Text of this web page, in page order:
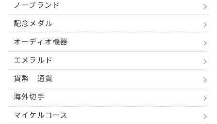
ノーブランド
記念メダル
オーディオ機器
エメラルド
貨幣 通貨
海外切手
マイケルコース